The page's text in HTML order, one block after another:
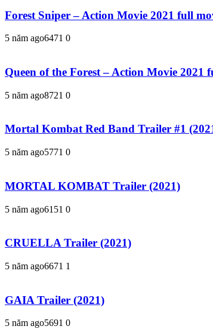
Forest Sniper – Action Movie 2021 full
5 năm ago6471 0
Queen of the Forest – Action Movie 2021
5 năm ago8721 0
Mortal Kombat Red Band Trailer #1
5 năm ago5771 0
MORTAL KOMBAT Trailer (2021)
5 năm ago6151 0
CRUELLA Trailer (2021)
5 năm ago6671 1
GAIA Trailer (2021)
5 năm ago5691 0